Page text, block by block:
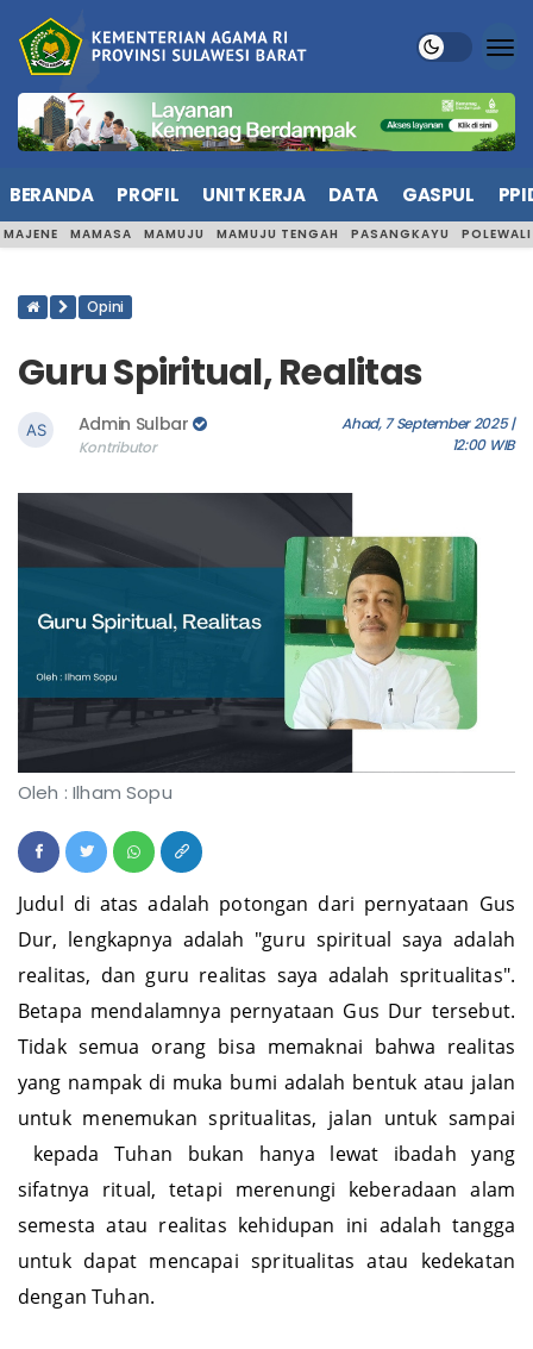
BERANDA PROFIL UNIT KERJA DATA GASPUL
MAJENE MAMASA MAMUJU MAMUJU TENGAH PASANGKAYU
Opini
Guru Spiritual, Realitas
Admin Sulbar
Kontributor
Ahad, 7 September 2025 |
12:00 WIB
Oleh : Ilham Sopu
Judul di atas adalah potongan dari pernyataan Gus
Dur, lengkapnya adalah "guru spiritual saya adalah
realitas, dan guru realitas saya adalah spritualitas".
Betapa mendalamnya pernyataan Gus Dur tersebut.
Tidak semua orang bisa memaknai bahwa realitas
yang nampak di muka bumi adalah bentuk atau jalan
untuk menemukan spritualitas, jalan untuk sampai
kepada Tuhan bukan hanya lewat ibadah yang
sifatnya ritual, tetapi merenungi keberadaan alam
semesta atau realitas kehidupan ini adalah tangga
untuk dapat mencapai spritualitas atau kedekatan
dengan Tuhan.